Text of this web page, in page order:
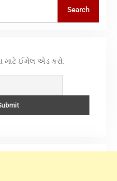
Search
માટે ઈમેલ એડ કરો.